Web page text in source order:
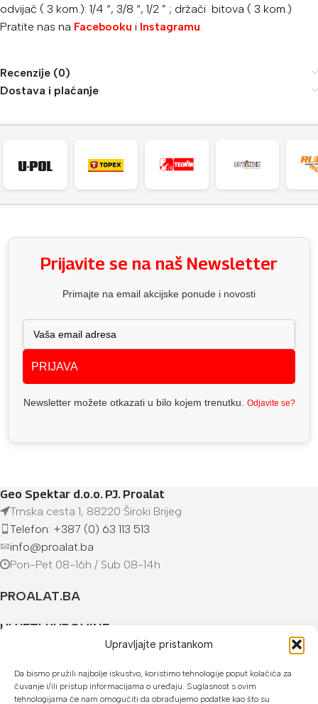
Upravljajte pristankom
Da bismo pružili najbolje iskustvo, koristimo tehnologije poput kolačića za
čuvanje i/ili pristup informacijama o uređaju. Suglasnost s ovim
tehnologijama će nam omogućiti da obrađujemo podatke kao što su
odvijač ( 3 kom.): 1/4 “, 3/8 “, 1/2 ” ; držači bitova ( 3 kom.)
Pratite nas na Facebooku i Instagramu.
Recenzije (0)
Dostava i plaćanje
Prijavite se na naš Newsletter
Primajte na email akcijske ponude i novosti
PRIJAVA
Newsletter možete otkazati u bilo kojem trenutku. Odjavite se?
Geo Spektar d.o.o. PJ. Proalat
Trnska cesta 1, 88220 Široki Brijeg
Telefon: +387 (0) 63 113 513
info@proalat.ba
Pon-Pet 08-16h / Sub 08-14h
PROALAT.BA
UVJETI KUPOVINE
U našoj web trgovini možete platiti: